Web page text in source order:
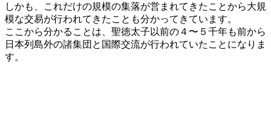
しかも、これだけの規模の集落が営まれてきたことから大規
模な交易が行われてきたことも分かってきています。
ここから分かることは、聖徳太子以前の４〜５千年も前から
日本列島外の諸集団と国際交流が行われていたことになりま
す。